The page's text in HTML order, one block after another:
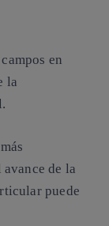
en
la
de la
puede